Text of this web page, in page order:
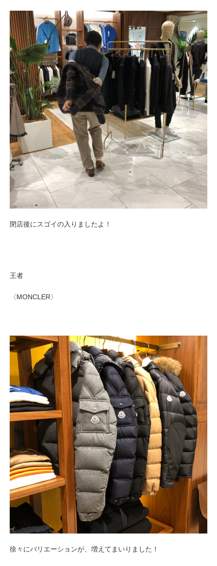
閉店後にスゴイの入りましたよ！
王者
〈MONCLER〉
徐々にバリエーションが、増えてまいりました！